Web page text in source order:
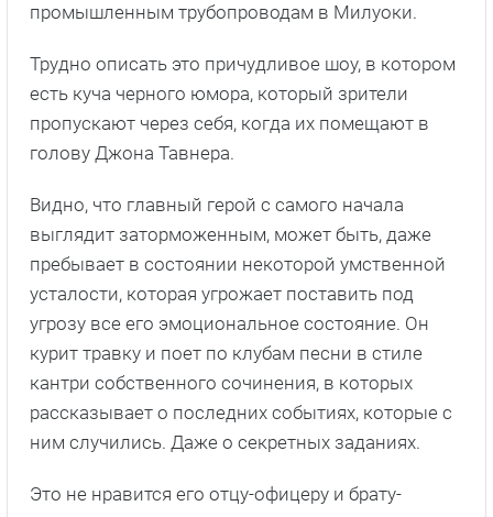
промышленным трубопроводам в Милуоки.
Трудно описать это причудливое шоу, в котором
есть куча черного юмора, который зрители
пропускают через себя, когда их помещают в
голову Джона Тавнера.
Видно, что главный герой с самого начала
выглядит заторможенным, может быть, даже
пребывает в состоянии некоторой умственной
усталости, которая угрожает поставить под
угрозу все его эмоциональное состояние. Он
курит травку и поет по клубам песни в стиле
кантри собственного сочинения, в которых
рассказывает о последних событиях, которые с
ним случились. Даже о секретных заданиях.
Это не нравится его отцу-офицеру и брату-